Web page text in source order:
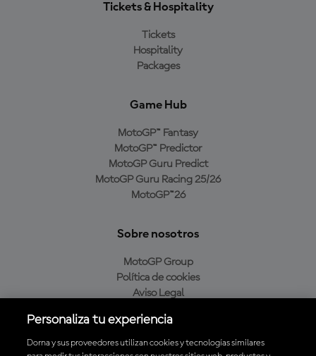
Tickets & Hospitality
Tickets
Hospitality
Packages
Game Hub
MotoGP™ Fantasy
MotoGP™ Predictor
MotoGP Guru Predict
MotoGP Guru Racing 25/26
MotoGP™26
Sobre nosotros
MotoGP Group
Política de cookies
Aviso Legal
Política de compra
Personaliza tu experiencia
Dorna y sus proveedores utilizan cookies y tecnologías similares